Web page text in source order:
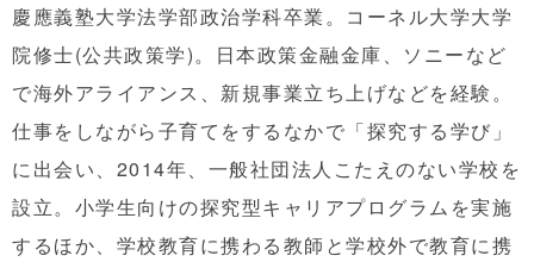
慶應義塾大学法学部政治学科卒業。コーネル大学大学
院修士(公共政策学)。日本政策金融金庫、ソニーなど
で海外アライアンス、新規事業立ち上げなどを経験。
仕事をしながら子育てをするなかで「探究する学び」
に出会い、2014年、一般社団法人こたえのない学校を
設立。小学生向けの探究型キャリアプログラムを実施
するほか、学校教育に携わる教師と学校外で教育に携